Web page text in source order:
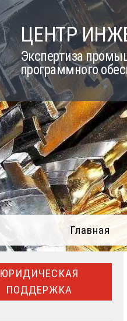
ЦЕНТР
Экспертиза
программного
Главная
ЮРИДИЧЕСКАЯ
ПОДДЕРЖКА